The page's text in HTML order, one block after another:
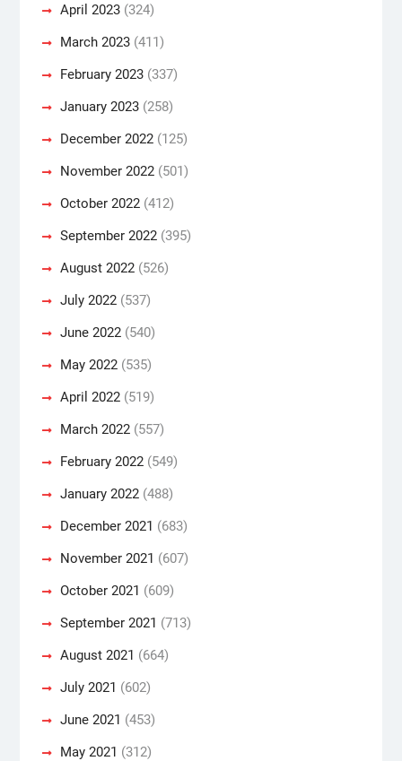
April 2023(324)
March 2023(411)
February 2023(337)
January 2023(258)
December 2022(125)
November 2022(501)
October 2022(412)
September 2022(395)
August 2022(526)
July 2022(537)
June 2022(540)
May 2022(535)
April 2022(519)
March 2022(557)
February 2022(549)
January 2022(488)
December 2021 (683)
November 2021 (607)
October 2021 (609)
September 2021 (713)
August 2021 (664)
July 2021 (602)
June 2021 (453)
May 2021 (312)